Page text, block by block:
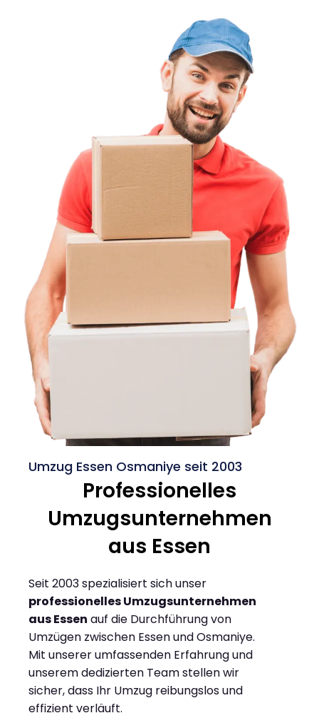
Umzug Essen Osmaniye seit 2003
Professionelles
Umzugsunternehmen
aus Essen
Seit 2003 spezialisiert sich unser
professionelles Umzugsunternehmen
aus Essen auf die Durchführung von
Umzügen zwischen Essen und Osmaniye.
Mit unserer umfassenden Erfahrung und
unserem dedizierten Team stellen wir
sicher, dass Ihr Umzug reibungslos und
effizient verläuft.